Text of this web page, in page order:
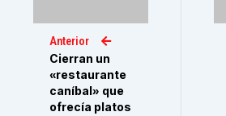
Anterior
Cierran un
«restaurante
caníbal» que
ofrecía platos